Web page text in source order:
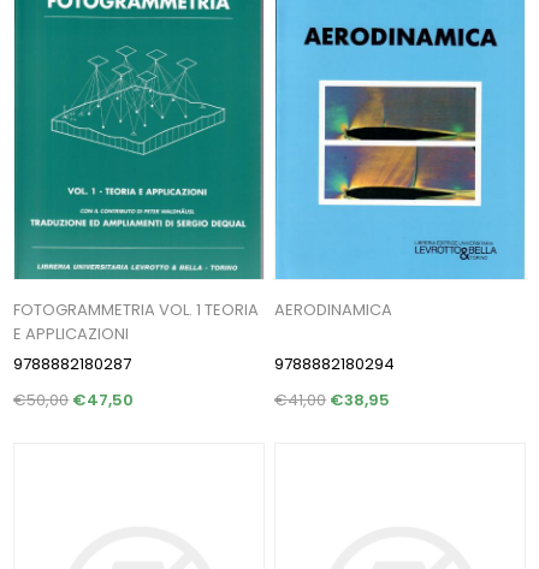
FOTOGRAMMETRIA VOL. 1 TEORIA
E APPLICAZIONI
9788882180287
€50,00 €47,50
AERODINAMICA
9788882180294
€41,00€38,95